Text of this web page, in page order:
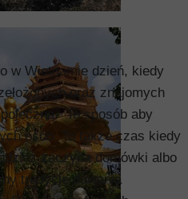
w Wietnamie dzień, kiedy
oraz znajomych
To sposób aby
osób. To także czas kiedy
zaczyna domówki albo
tradycję dawania